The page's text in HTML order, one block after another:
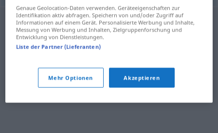
Genaue Geolocation-Daten verwenden. Geräteeigenschaften zur
Identifikation aktiv abfragen. Speichern von und/oder Zugriff auf
Informationen auf einem Gerät. Personalisierte Werbung und Inhalte,
Messung von Werbung und Inhalten, Zielgruppenforschung und
Entwicklung von Dienstleistungen.
Liste der Partner (Lieferanten)
Mehr Optionen Akzeptieren